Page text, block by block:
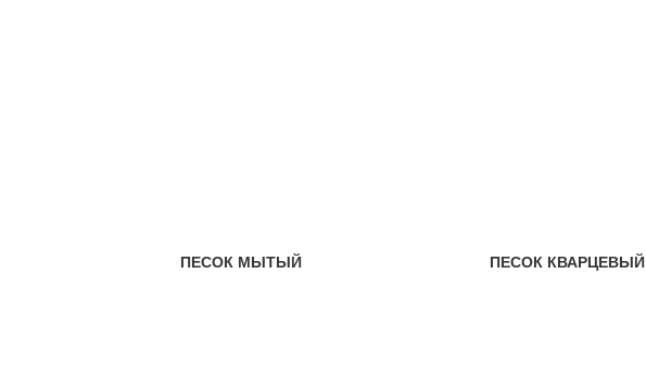
ПЕСОК МЫТЫЙ ПЕСОК КВАРЦЕВЫЙ